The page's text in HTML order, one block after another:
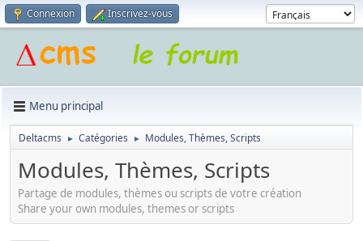
Connexion Inscrivez-vous
Menu principal
Deltacms ► Catégories ► Modules, Thèmes, Scripts
Modules, Thèmes, Scripts
Partage de modules, thèmes ou scripts de votre création
Share your own modules, themes or scripts